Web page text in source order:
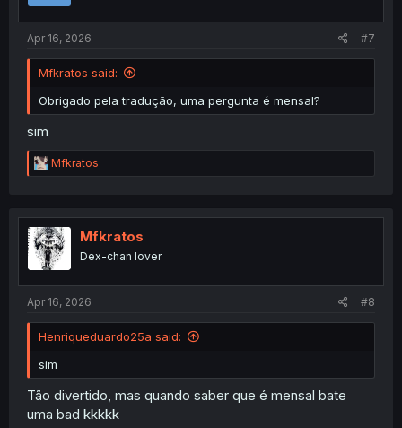
Apr 16, 2026 #7
Mfkratos said:
Obrigado pela tradução, uma pergunta é mensal?
sim
R
e
t
i
o
n
Mfkratos
Mfkratos
Dex-chan lover
Apr 16, 2026 #8
Henriqueduardo25a said:
sim
Tão divertido, mas quando saber que é mensal bate
uma bad kkkkk